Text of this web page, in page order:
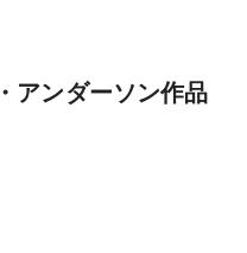
アンダーソン作品